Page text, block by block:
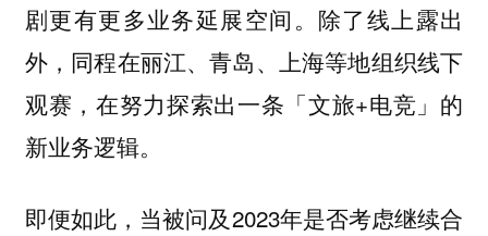
剧更有更多业务延展空间。除了线上露出
外，同程在丽江、青岛、上海等地组织线下
观赛，在努力探索出一条「文旅+电竞」的
新业务逻辑。
即便如此，当被问及2023年是否考虑继续合